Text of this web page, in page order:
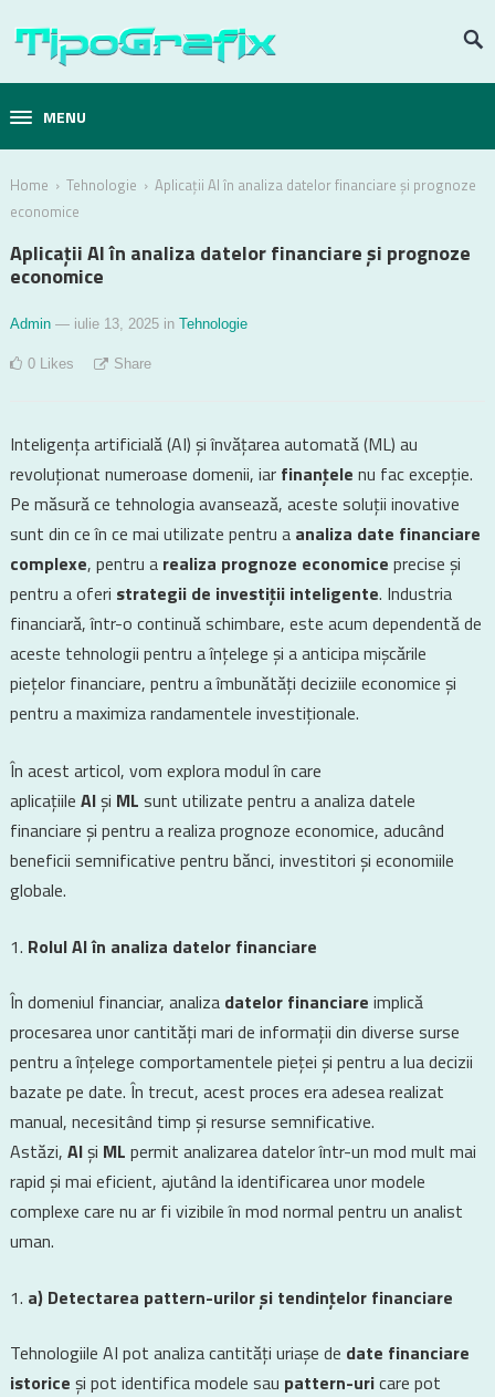
MENU
Home › Tehnologie › Aplicații AI în analiza datelor financiare și prognoze
economice
Aplicații AI în analiza datelor financiare și prognoze
economice
Admin — iulie 13, 2025 in Tehnologie
0 Likes Share
Inteligența artificială (AI) și învățarea automată (ML) au
revoluționat numeroase domenii, iar finanțele nu fac excepție.
Pe măsură ce tehnologia avansează, aceste soluții inovative
sunt din ce în ce mai utilizate pentru a analiza date financiare
complexe, pentru a realiza prognoze economice precise și
pentru a oferi strategii de investiții inteligente. Industria
financiară, într-o continuă schimbare, este acum dependentă de
aceste tehnologii pentru a înțelege și a anticipa mișcările
piețelor financiare, pentru a îmbunătăți deciziile economice și
pentru a maximiza randamentele investiționale.
În acest articol, vom explora modul în care
aplicațiile AIși ML sunt utilizate pentru a analiza datele
financiare și pentru a realiza prognoze economice, aducând
beneficii semnificative pentru bănci, investitori și economiile
globale.
Rolul AI în analiza datelor financiare
În domeniul financiar, analiza datelor financiare implică
procesarea unor cantități mari de informații din diverse surse
pentru a înțelege comportamentele pieței și pentru a lua decizii
bazate pe date. În trecut, acest proces era adesea realizat
manual, necesitând timp și resurse semnificative.
Astăzi, AIși ML permit analizarea datelor într-un mod mult mai
rapid și mai eficient, ajutând la identificarea unor modele
complexe care nu ar fi vizibile în mod normal pentru un analist
uman.
a) Detectarea pattern-urilor și tendințelor financiare
Tehnologiile AI pot analiza cantități uriașe de date financiare
istorice și pot identifica modele sau pattern-uricare pot